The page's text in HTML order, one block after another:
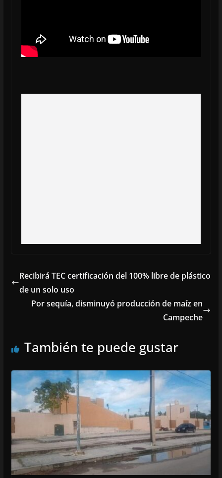
Recibirá TEC certificación del 100% libre de plástico
de un solo uso
Por sequía, disminuyó producción de maíz en
Campeche
También te puede gustar